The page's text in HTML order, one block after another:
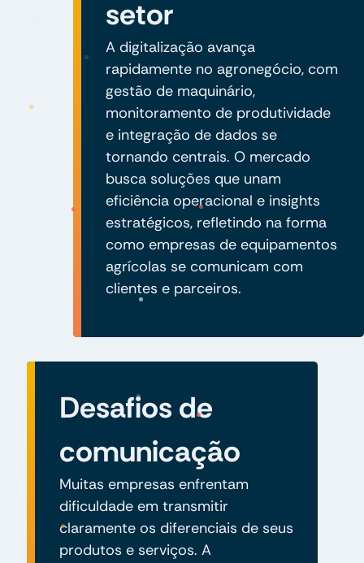
setor
A digitalização avança
rapidamente no agronegócio, com
gestão de maquinário,
monitoramento de produtividade
e integração de dados se
tornando centrais. O mercado
busca soluções que unam
eficiência operacional e insights
estratégicos, refletindo na forma
como empresas de equipamentos
agrícolas se comunicam com
clientes e parceiros.
Desafios de
comunicação
Muitas empresas enfrentam
dificuldade em transmitir
claramente os diferenciais de seus
produtos e serviços. A